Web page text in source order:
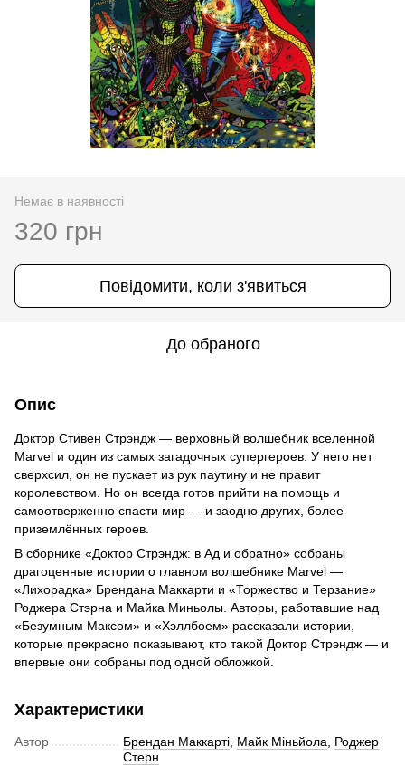
Немає в наявності
320 грн
Повідомити, коли з'явиться
До обраного
Опис
Доктор Стивен Стрэндж — верховный волшебник вселенной
Marvel и один из самых загадочных супергероев. У него нет
сверхсил, он не пускает из рук паутину и не правит
королевством. Но он всегда готов прийти на помощь и
самоотверженно спасти мир — и заодно других, более
приземлённых героев.
В сборнике «Доктор Стрэндж: в Ад и обратно» собраны
драгоценные истории о главном волшебнике Marvel —
«Лихорадка» Брендана Маккарти и «Торжество и Терзание»
Роджера Стэрна и Майка Миньолы. Авторы, работавшие над
«Безумным Максом» и «Хэллбоем» рассказали истории,
которые прекрасно показывают, кто такой Доктор Стрэндж — и
впервые они собраны под одной обложкой.
Характеристики
Автор Брендан Маккарті, Майк Міньйола, Роджер
Стерн